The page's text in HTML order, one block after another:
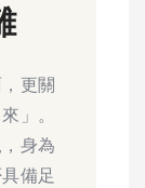
更關
」。
身為
備足